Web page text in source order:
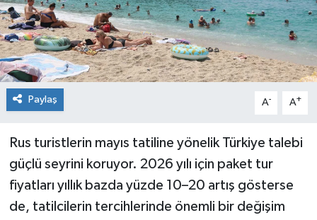
Paylaş A- A+
Rus turistlerin mayıs tatiline yönelik Türkiye talebi
güçlü seyrini koruyor. 2026 yılı için paket tur
fiyatları yıllık bazda yüzde 10–20 artış gösterse
de, tatilcilerin tercihlerinde önemli bir değişim